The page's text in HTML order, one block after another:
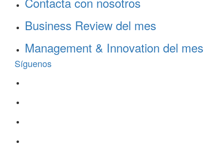
Business Review del mes
Management & Innovation del mes
Síguenos